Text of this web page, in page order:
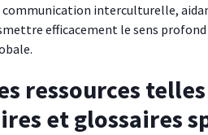
communication interculturelle,
efficacement le sens profond
ressources
et glossaires